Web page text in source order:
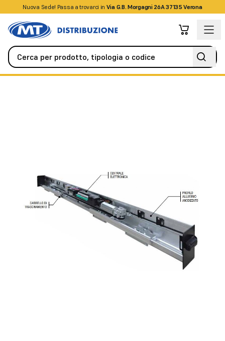
Nuova Sede! Passa a trovarci in Via G.B. Morgagni 26A 37135 Verona
+39045509826